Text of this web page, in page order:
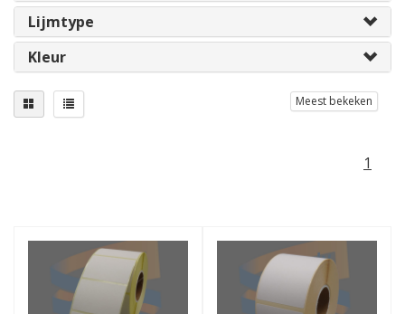
Lijmtype
Kleur
Meest bekeken
1